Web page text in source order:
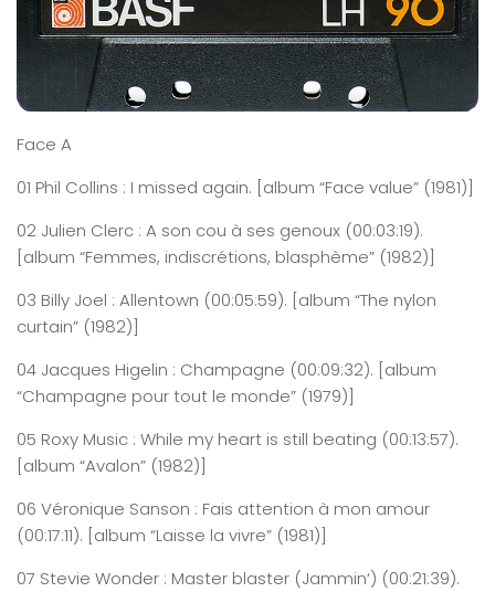
Face A
01 Phil Collins : I missed again. [album “Face value” (1981)]
02 Julien Clerc : A son cou à ses genoux (00:03:19).
[album “Femmes, indiscrétions, blasphème” (1982)]
03 Billy Joel : Allentown (00:05:59). [album “The nylon
curtain” (1982)]
04 Jacques Higelin : Champagne (00:09:32). [album
“Champagne pour tout le monde” (1979)]
05 Roxy Music : While my heart is still beating (00:13:57).
[album “Avalon” (1982)]
06 Véronique Sanson : Fais attention à mon amour
(00:17:11). [album “Laisse la vivre” (1981)]
07 Stevie Wonder : Master blaster (Jammin‘) (00:21:39).